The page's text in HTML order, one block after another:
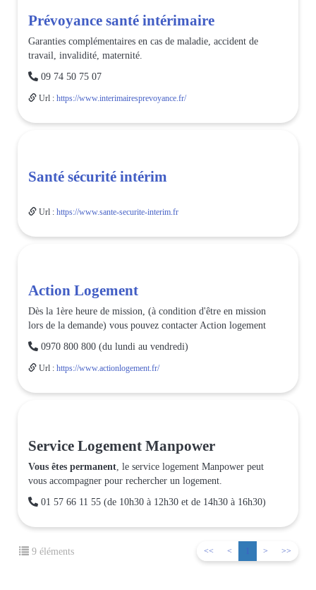
Prévoyance santé intérimaire
Garanties complémentaires en cas de maladie, accident de
travail, invalidité, maternité.
 09 74 50 75 07
Url : https://www.interimairesprevoyance.fr/
Santé sécurité intérim
Url : https://www.sante-securite-interim.fr
Action Logement
Dès la 1ère heure de mission, (à condition d'être en mission
lors de la demande) vous pouvez contacter Action logement
 0970 800 800 (du lundi au vendredi)
Url : https://www.actionlogement.fr/
Service Logement Manpower
Vous êtes permanent, le service logement Manpower peut
vous accompagner pour rechercher un logement.
 01 57 66 11 55 (de 10h30 à 12h30 et de 14h30 à 16h30)
9 éléments << < > >>